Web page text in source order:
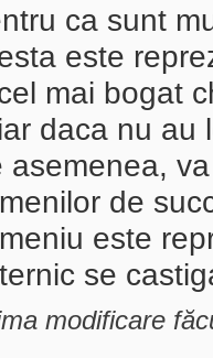
ca sunt
este
mai bogat
daca nu au
asemenea,
de
este
se
modificare